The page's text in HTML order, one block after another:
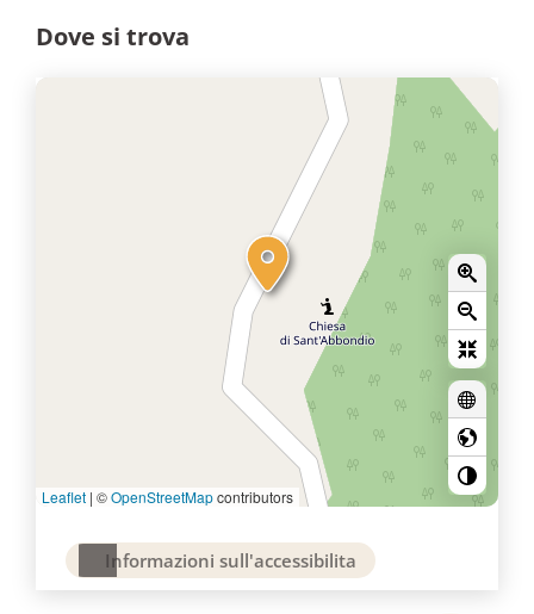
Dove si trova
Leaflet | ©OpenStreetMapcontributors
Informazioni sull'accessibilita